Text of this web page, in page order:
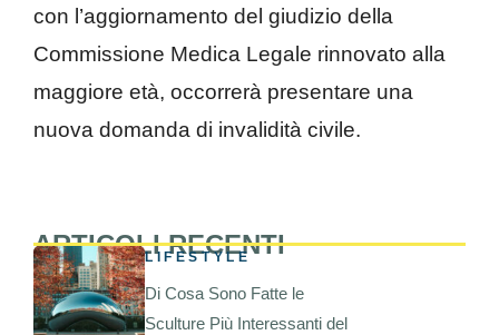
con l’aggiornamento del giudizio della
Commissione Medica Legale rinnovato alla
maggiore età, occorrerà presentare una
nuova domanda di invalidità civile.
ARTICOLI RECENTI
LIFESTYLE
Di Cosa Sono Fatte le
Sculture Più Interessanti del